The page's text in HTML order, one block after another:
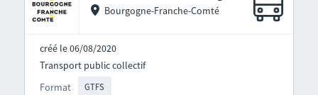
Bourgogne-Franche-Comté
créé le 06/08/2020
Format GTFS
Transport public collectif